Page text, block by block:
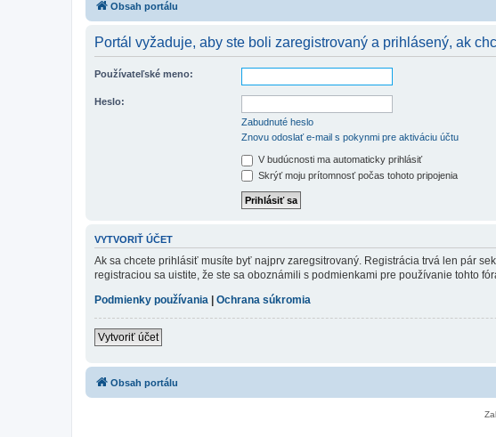
Obsah portálu
Portál vyžaduje, aby ste boli zaregistrovaný a prihlásený, ak
Používateľské meno:
Heslo:
Zabudnuté heslo
Znovu odoslať e-mail s pokynmi pre aktiváciu účtu
V budúcnosti ma automaticky prihlásiť
Skrýť moju prítomnosť počas tohoto pripojenia
VYTVORIŤ ÚČET
Ak sa chcete prihlásiť musíte byť najprv zaregsitrovaný. Registrácia trvá len pár
registraciou sa uistite, že ste sa oboznámili s podmienkami pre používanie tohto
Podmienky používania | Ochrana súkromia
Vytvoriť účet
Obsah portálu